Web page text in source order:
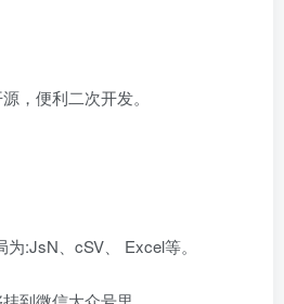
，便利二次开发。
:JsN、cSV、 Excel等。